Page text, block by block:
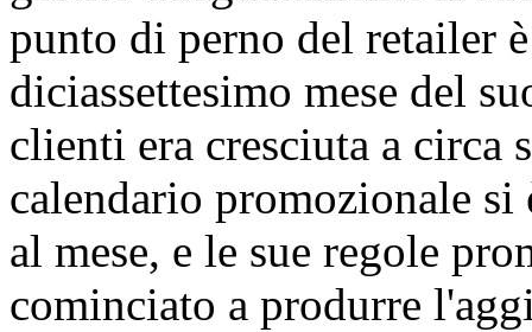
punto di perno del retailer
diciassettesimo mese del
clienti era cresciuta a circa
calendario promozionale si
al mese, e le sue regole
cominciato a produrre